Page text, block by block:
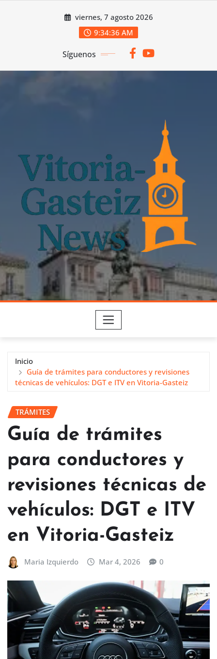
viernes, 7 agosto 2026
9:34:37 AM
Síguenos
Inicio
Guía de trámites para conductores y revisiones
técnicas de vehículos: DGT e ITV en Vitoria-Gasteiz
TRÁMITES
Guía de trámites
para conductores y
revisiones técnicas de
vehículos: DGT e ITV
en Vitoria-Gasteiz
Maria Izquierdo Mar 4, 2026 0